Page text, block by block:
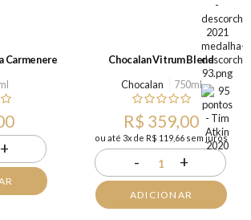
Carmenere
+
Chocalan Vitrum Blend
Chocalan
750ml
R$ 359,00
ou até 3x de R$ 119,66 sem juros
- 1 +
ADICIONAR